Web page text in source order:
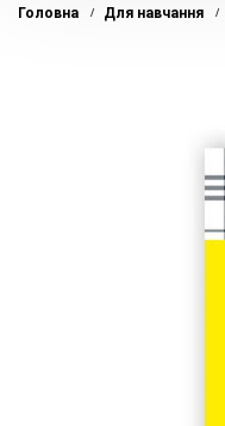
Головна Для навчання